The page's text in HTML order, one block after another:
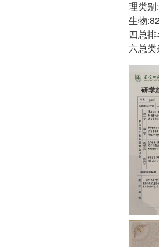
理类
生物
四总
六总